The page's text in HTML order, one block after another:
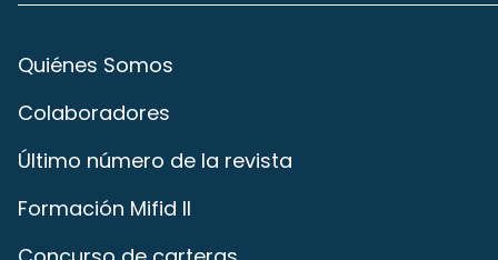
Quiénes Somos
Colaboradores
Último número de la revista
Formación Mifid II